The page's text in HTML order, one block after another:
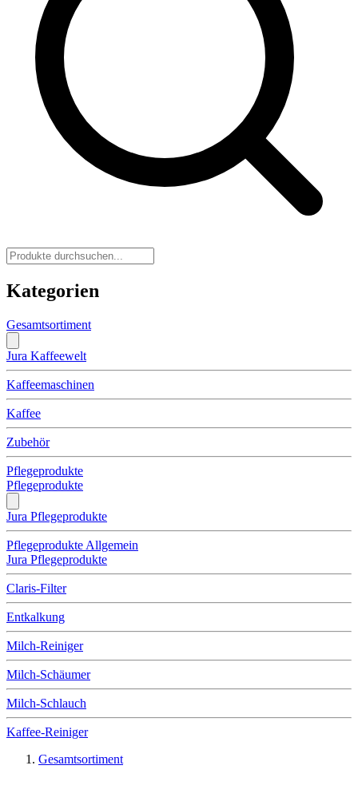
Kategorien
Gesamtsortiment
Jura Kaffeewelt
Kaffeemaschinen
Kaffee
Zubehör
Pflegeprodukte
Pflegeprodukte
Jura Pflegeprodukte
Pflegeprodukte Allgemein
Jura Pflegeprodukte
Claris-Filter
Entkalkung
Milch-Reiniger
Milch-Schäumer
Milch-Schlauch
Kaffee-Reiniger
Gesamtsortiment